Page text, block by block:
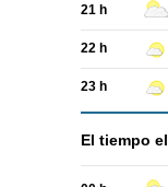
21 h
22 h
23 h
El tiempo el